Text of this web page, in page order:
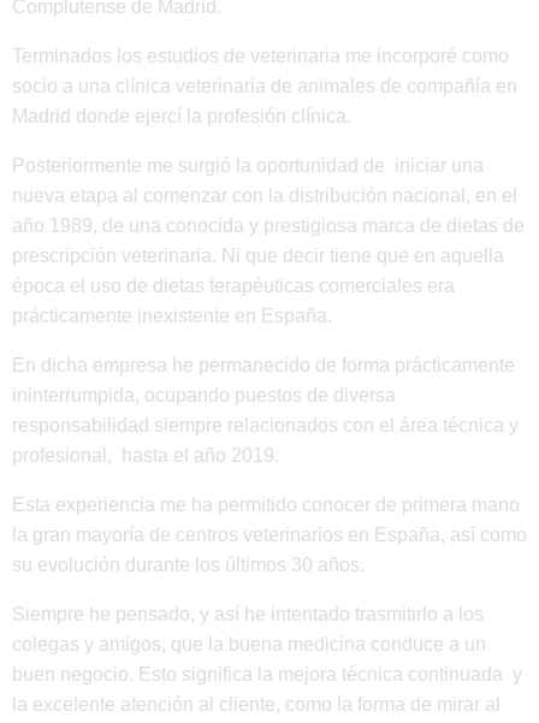
Complutense de Madrid.
Terminados los estudios de veterinaria me incorporé como
socio a una clínica veterinaria de animales de compañía en
Madrid donde ejercí la profesión clínica.
Posteriormente me surgió la oportunidad de iniciar una
nueva etapa al comenzar con la distribución nacional, en el
año 1989, de una conocida y prestigiosa marca de dietas de
prescripción veterinaria. Ni que decir tiene que en aquella
época el uso de dietas terapéuticas comerciales era
prácticamente inexistente en España.
En dicha empresa he permanecido de forma prácticamente
ininterrumpida, ocupando puestos de diversa
responsabilidad siempre relacionados con el área técnica y
profesional, hasta el año 2019.
Esta experiencia me ha permitido conocer de primera mano
la gran mayoría de centros veterinarios en España, así como
su evolución durante los últimos 30 años.
Siempre he pensado, y así he intentado trasmitirlo a los
colegas y amigos, que la buena medicina conduce a un
buen negocio. Esto significa la mejora técnica continuada y
la excelente atención al cliente, como la forma de mirar al